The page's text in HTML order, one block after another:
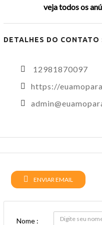
veja todos os
DETALHES DO CONTATO
12981870097
https://
ENVIAR EMAIL
Nome :